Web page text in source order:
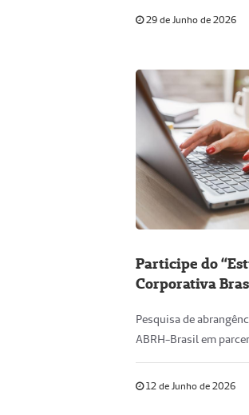
29 de Junho de 2026
Participe do
Corporativa
Pesquisa de
ABRH-Brasil em
12 de Junho de 2026